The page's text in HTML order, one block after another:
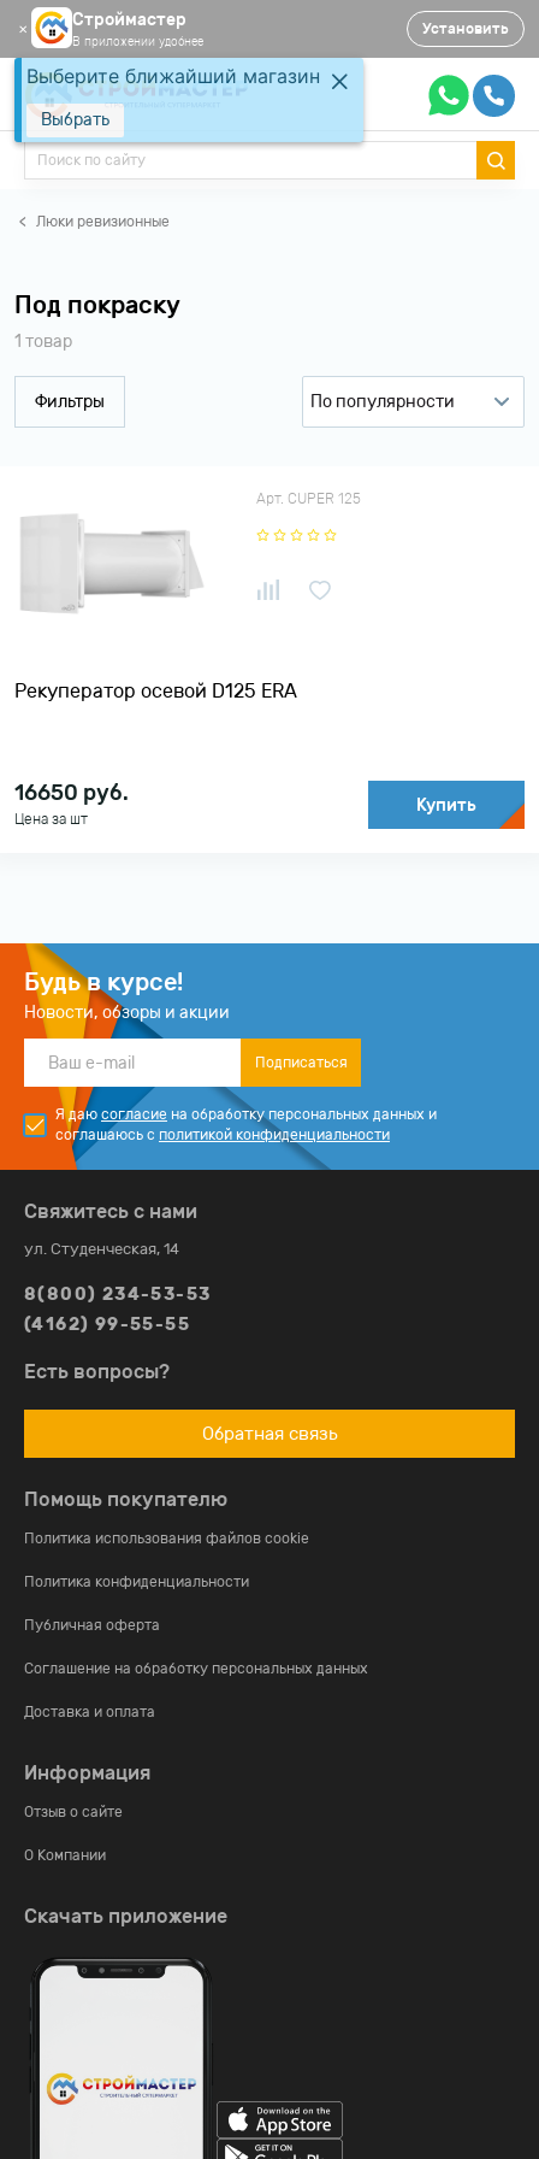
✕ Строймастер
В приложении удобнее
Установить
Люки ревизионные
Под покраску
1 товар
Фильтры
По популярности
По возрастанию цены
По убыванию цены
Рекуператор осевой D125 ERA
Арт. CUPER 125
16650 руб.
Цена за шт
Купить
Будь в курсе!
Новости, обзоры и акции
Подписаться
Я даю согласие на обработку персональных данных и
соглашаюсь с политикой конфиденциальности
Помощь покупателю
Политика использования файлов cookie
Политика конфиденциальности
Публичная оферта
Соглашение на обработку персональных данных
Доставка и оплата
Информация
Отзыв о сайте
О Компании
Свяжитесь с нами
ул. Студенческая, 14
8(800) 234-53-53
(4162) 99-55-55
Есть вопросы?
Обратная связь
Скачать приложение
Выберите ближайший магазин
Выбрать